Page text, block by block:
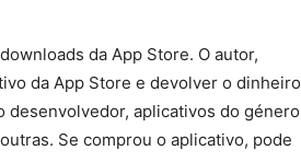
da App Store. O autor,
da App Store e devolver o dinheiro
desenvolvedor, aplicativos do género
Se comprou o aplicativo, pode